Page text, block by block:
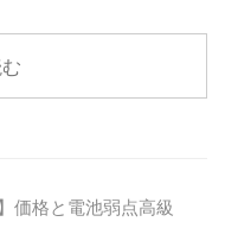
価格と電池弱点高級